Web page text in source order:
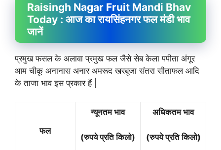
Raisingh Nagar Fruit Mandi Bhav
Today : आज का रायसिंहनगर फल मंडी भाव
जानें
प्रमुख फसल के अलावा प्रमुख फल जैसे सेब केला पपीता अंगूर
आम चीकू अनानास अनार अमरूद खरबूजा संतरा सीताफल आदि
के ताजा भाव इस प्रकार हैं |
फल
न्यूनतम भाव
(रुपये प्रति किलो)
अधिकतम भाव
(रुपये प्रति किलो)